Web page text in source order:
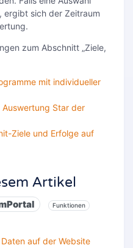
ergibt sich der Zeitraum
zum Abschnitt „Ziele,
mit individueller
Star der
Ziele und Erfolge auf
Artikel
Funktionen
Daten auf der Website